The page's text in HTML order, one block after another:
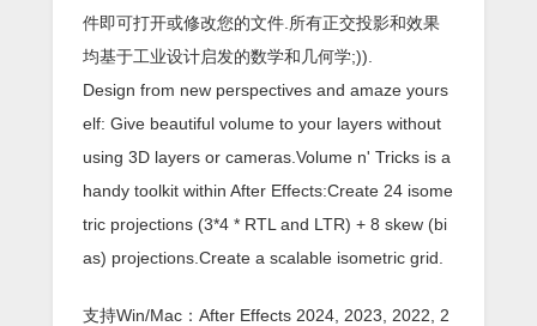
件即可打开或修改您的文件.所有正交投影和效果
均基于工业设计启发的数学和几何学;)).
Design from new perspectives and amaze yours
elf: Give beautiful volume to your layers without
using 3D layers or cameras.Volume n' Tricks is a
handy toolkit within After Effects:Create 24 isome
tric projections (3*4 * RTL and LTR) + 8 skew (bi
as) projections.Create a scalable isometric grid.
支持Win/Mac：After Effects 2024, 2023, 2022, 2